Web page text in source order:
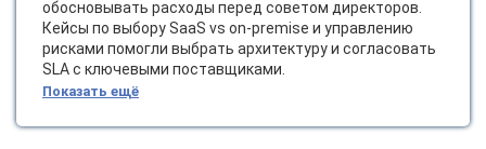
обосновывать расходы перед советом директоров.
Кейсы по выбору SaaS vs on‑premise и управлению
рисками помогли выбрать архитектуру и согласовать
SLA с ключевыми поставщиками.
Показать ещё